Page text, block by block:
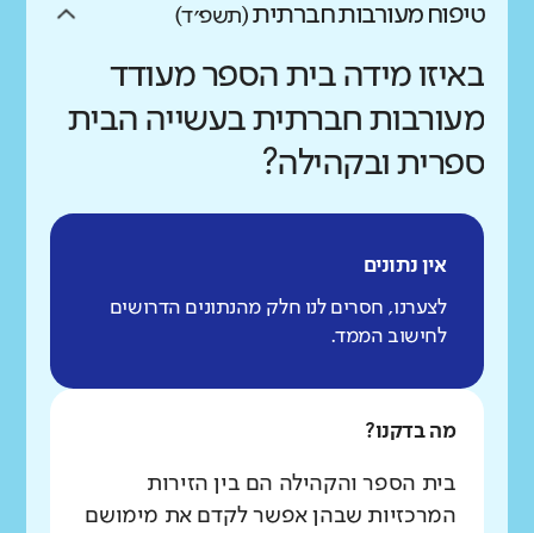
טיפוח מעורבות חברתית(תשפ״ד)
באיזו מידה בית הספר מעודד
מעורבות חברתית בעשייה הבית
ספרית ובקהילה?
אין נתונים
לצערנו, חסרים לנו חלק מהנתונים הדרושים
לחישוב הממד.
מה בדקנו?
בית הספר והקהילה הם בין הזירות
המרכזיות שבהן אפשר לקדם את מימושם